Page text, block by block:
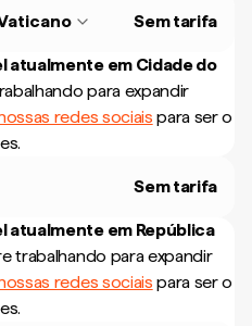
Sem tarifa
atualmente em Cidade do
para expandir
redes sociais para ser o
Sem tarifa
atualmente em República
trabalhando para expandir
redes sociais para ser o